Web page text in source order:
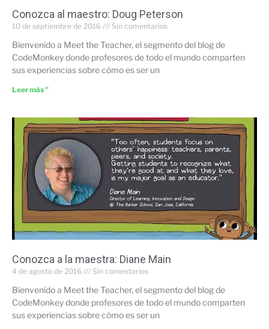
Conozca al maestro: Doug Peterson
10 de septiembre de 2016 Sin comentarios
Bienvenido a Meet the Teacher, el segmento del blog de
CodeMonkey donde profesores de todo el mundo comparten
sus experiencias sobre cómo es ser un
Leer más "
Conozca a la maestra: Diane Main
4 de agosto de 2016 Sin comentarios
Bienvenido a Meet the Teacher, el segmento del blog de
CodeMonkey donde profesores de todo el mundo comparten
sus experiencias sobre cómo es ser un